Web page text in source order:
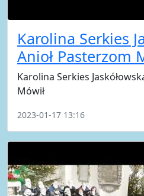
Karolina Serkies
Anioł Pasterzom
Karolina Serkies
Mówił
2023-01-17 13:16